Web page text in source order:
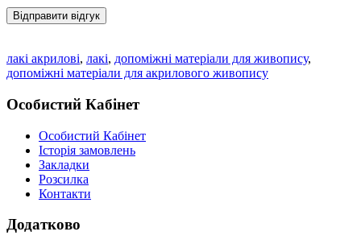
Відправити відгук
лакі акрилові, лакі, допоміжні матеріали для живопису,
допоміжні матеріали для акрилового живопису
Особистий Кабінет
Особистий Кабінет
Історія замовлень
Закладки
Розсилка
Контакти
Додатково